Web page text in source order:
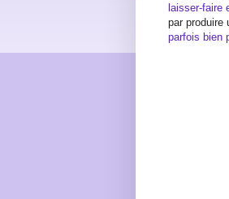
laisser-faire
par produire
parfois bien